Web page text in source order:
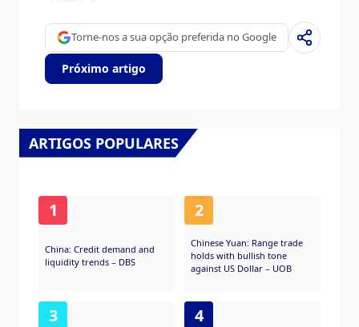
Torne-nos a sua opção preferida no Google
Próximo artigo
ARTIGOS POPULARES
1
China: Credit demand and
liquidity trends – DBS
2
Chinese Yuan: Range trade
holds with bullish tone
against US Dollar – UOB
3 4